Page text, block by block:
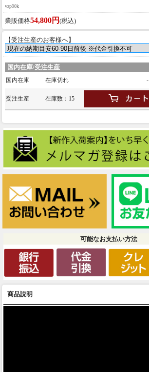
vzp90k
業販価格54,800円 (税込)
【受注生産のお客様へ】
国内在庫/受注生産
国内在庫 在庫切れ -
受注生産 在庫数：15
可能なお支払い方法
商品説明